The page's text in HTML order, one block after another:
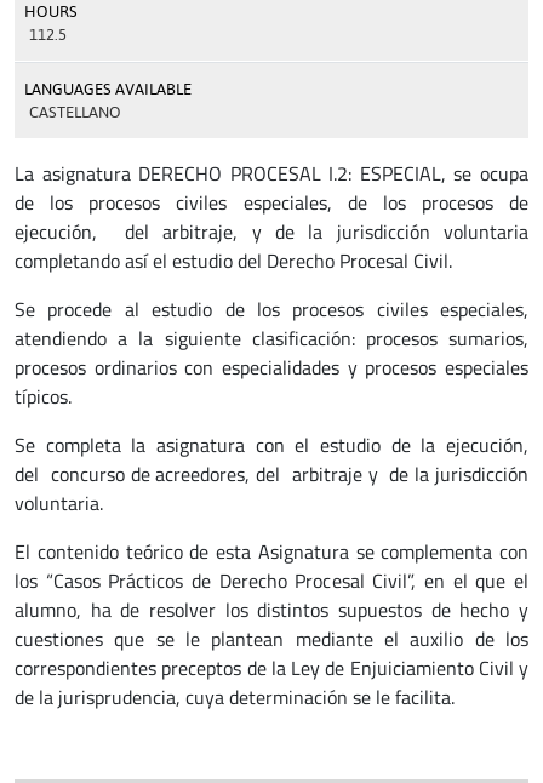
HOURS
112.5
LANGUAGES AVAILABLE
CASTELLANO
La asignatura DERECHO PROCESAL I.2: ESPECIAL, se ocupa
de los procesos civiles especiales, de los procesos de
ejecución, del arbitraje, y de la jurisdicción voluntaria
completando así el estudio del Derecho Procesal Civil.
Se procede al estudio de los procesos civiles especiales,
atendiendo a la siguiente clasificación: procesos sumarios,
procesos ordinarios con especialidades y procesos especiales
típicos.
Se completa la asignatura con el estudio de la ejecución,
del concurso de acreedores, del arbitraje y de la jurisdicción
voluntaria.
El contenido teórico de esta Asignatura se complementa con
los “Casos Prácticos de Derecho Procesal Civil”, en el que el
alumno, ha de resolver los distintos supuestos de hecho y
cuestiones que se le plantean mediante el auxilio de los
correspondientes preceptos de la Ley de Enjuiciamiento Civil y
de la jurisprudencia, cuya determinación se le facilita.